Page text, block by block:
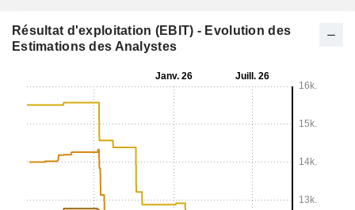
Résultat d'exploitation (EBIT) - Evolution des
Estimations des Analystes